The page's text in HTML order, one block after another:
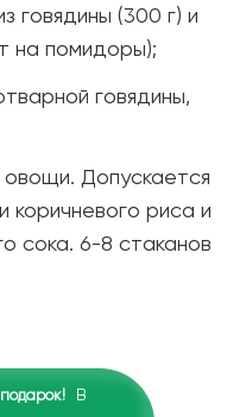
говядины (300 г) и
на помидоры);
говядины,
Допускается
коричневого риса и
сока. 6-8 стаканов
В